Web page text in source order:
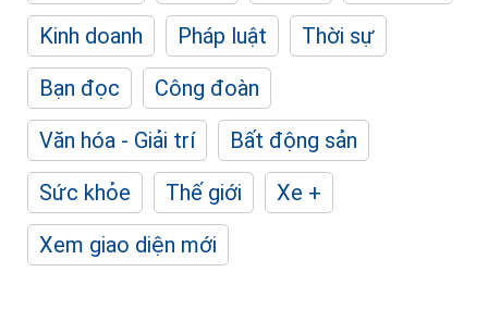
Kinh doanh
Pháp luật
Thời sự
Bạn đọc
Công đoàn
Văn hóa - Giải trí
Bất động sản
Sức khỏe
Thế giới
Xe +
Xem giao diện mới